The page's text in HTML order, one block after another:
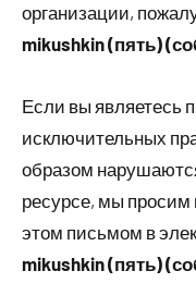
организации,
mikushkin (пять)
Если вы являетесь
исключительных
образом
ресурсе, мы
этом письмом в
mikushkin (пять)